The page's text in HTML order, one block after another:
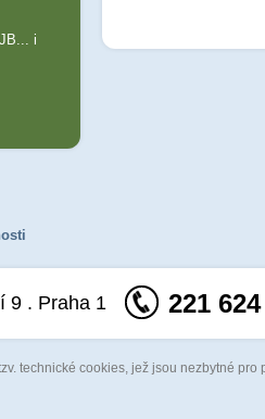
i
9 . Praha 1 221
technické cookies, jež jsou nezbytné